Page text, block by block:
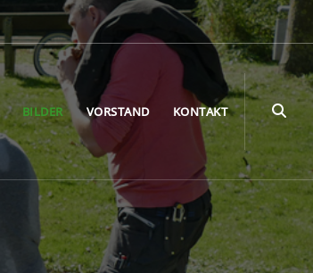
BILDER VORSTAND KONTAKT